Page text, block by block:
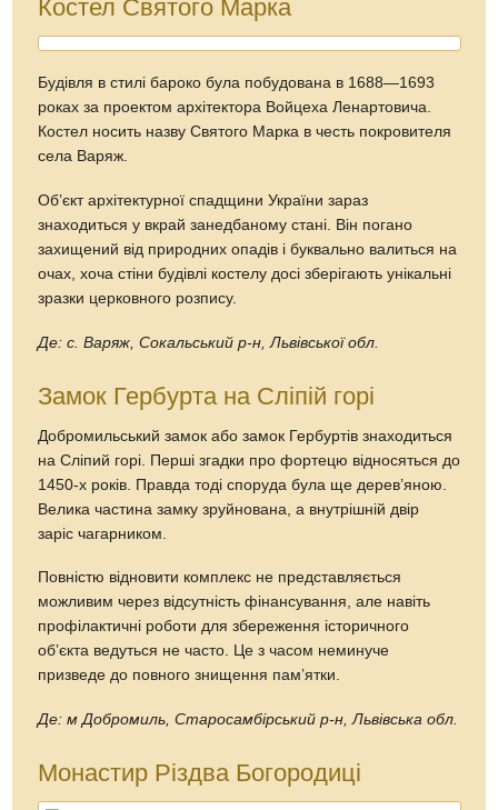
Костел Святого Марка
Будівля в стилі бароко була побудована в 1688—1693
роках за проектом архітектора Войцеха Ленартовича.
Костел носить назву Святого Марка в честь покровителя
села Варяж.
Об’єкт архітектурної спадщини України зараз
знаходиться у вкрай занедбаному стані. Він погано
захищений від природних опадів і буквально валиться на
очах, хоча стіни будівлі костелу досі зберігають унікальні
зразки церковного розпису.
Де: с. Варяж, Сокальський р-н, Львівської обл.
Замок Гербурта на Сліпій горі
Добромильський замок або замок Гербуртів знаходиться
на Сліпий горі. Перші згадки про фортецю відносяться до
1450-х років. Правда тоді споруда була ще дерев’яною.
Велика частина замку зруйнована, а внутрішній двір
заріс чагарником.
Повністю відновити комплекс не представляється
можливим через відсутність фінансування, але навіть
профілактичні роботи для збереження історичного
об’єкта ведуться не часто. Це з часом неминуче
призведе до повного знищення пам’ятки.
Де: м Добромиль, Старосамбірський р-н, Львівська обл.
Монастир Різдва Богородиці